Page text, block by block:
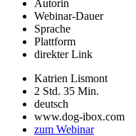
Autorin
Webinar-Dauer
Sprache
Plattform
direkter Link
Katrien Lismont
2 Std. 35 Min.
deutsch
www.dog-ibox.com
zum Webinar